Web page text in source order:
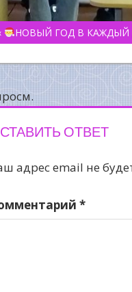
НОВЫЙ ГОД В КАЖДЫЙ
ОТВЕТ
адрес email не
*